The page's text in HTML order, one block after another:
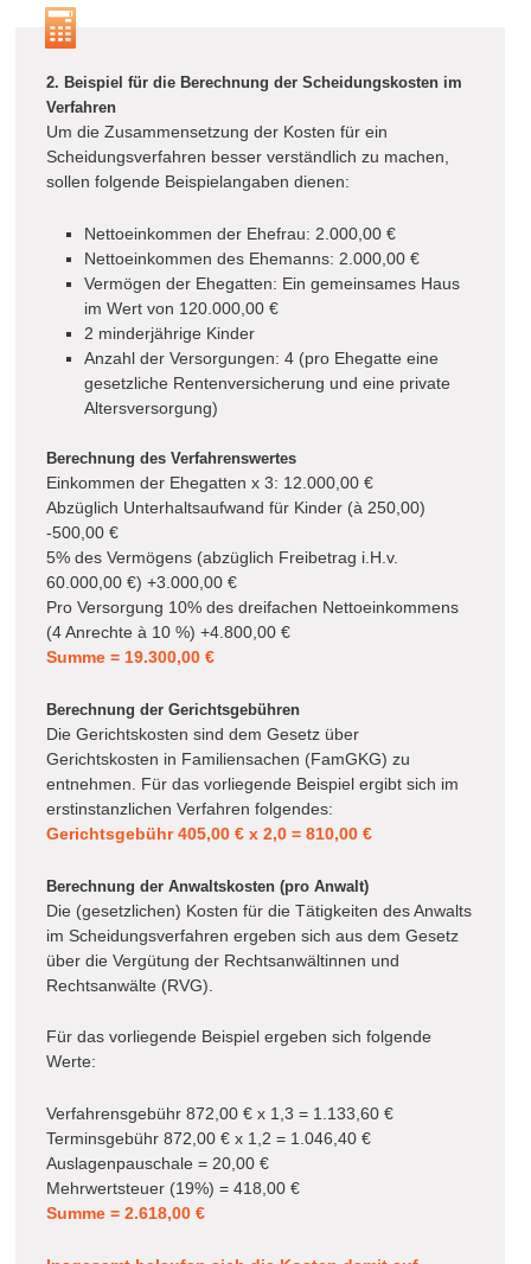
2. Beispiel für die Berechnung der Scheidungskosten im
Verfahren
Um die Zusammensetzung der Kosten für ein
Scheidungsverfahren besser verständlich zu machen,
sollen folgende Beispielangaben dienen:
Nettoeinkommen der Ehefrau: 2.000,00 €
Nettoeinkommen des Ehemanns: 2.000,00 €
Vermögen der Ehegatten: Ein gemeinsames Haus
im Wert von 120.000,00 €
2 minderjährige Kinder
Anzahl der Versorgungen: 4 (pro Ehegatte eine
gesetzliche Rentenversicherung und eine private
Altersversorgung)
Berechnung des Verfahrenswertes
Einkommen der Ehegatten x 3: 12.000,00 €
Abzüglich Unterhaltsaufwand für Kinder (à 250,00)
-500,00 €
5% des Vermögens (abzüglich Freibetrag i.H.v.
60.000,00 €) +3.000,00 €
Pro Versorgung 10% des dreifachen Nettoeinkommens
(4 Anrechte à 10 %) +4.800,00 €
Summe = 19.300,00 €
Berechnung der Gerichtsgebühren
Die Gerichtskosten sind dem Gesetz über
Gerichtskosten in Familiensachen (FamGKG) zu
entnehmen. Für das vorliegende Beispiel ergibt sich im
erstinstanzlichen Verfahren folgendes:
Gerichtsgebühr 405,00 € x 2,0 = 810,00 €
Berechnung der Anwaltskosten (pro Anwalt)
Die (gesetzlichen) Kosten für die Tätigkeiten des Anwalts
im Scheidungsverfahren ergeben sich aus dem Gesetz
über die Vergütung der Rechtsanwältinnen und
Rechtsanwälte (RVG).
Für das vorliegende Beispiel ergeben sich folgende
Werte:
Verfahrensgebühr 872,00 € x 1,3 = 1.133,60 €
Terminsgebühr 872,00 € x 1,2 = 1.046,40 €
Auslagenpauschale = 20,00 €
Mehrwertsteuer (19%) = 418,00 €
Summe = 2.618,00 €